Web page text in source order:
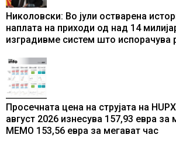
Николовски: Во јули остварена
наплата на приходи од над 14
изградивме систем што испорачува
Просечната цена на струјата на
август 2026 изнесува 157,93 евра за
МЕМО 153,56 евра за мегават час